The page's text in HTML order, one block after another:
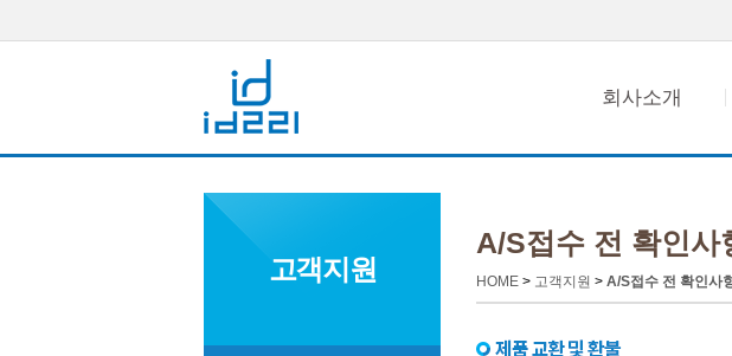
회사소개
고객지원
A/S접수 전 확인사
HOME > 고객지원 > A/S접수 전 확인사